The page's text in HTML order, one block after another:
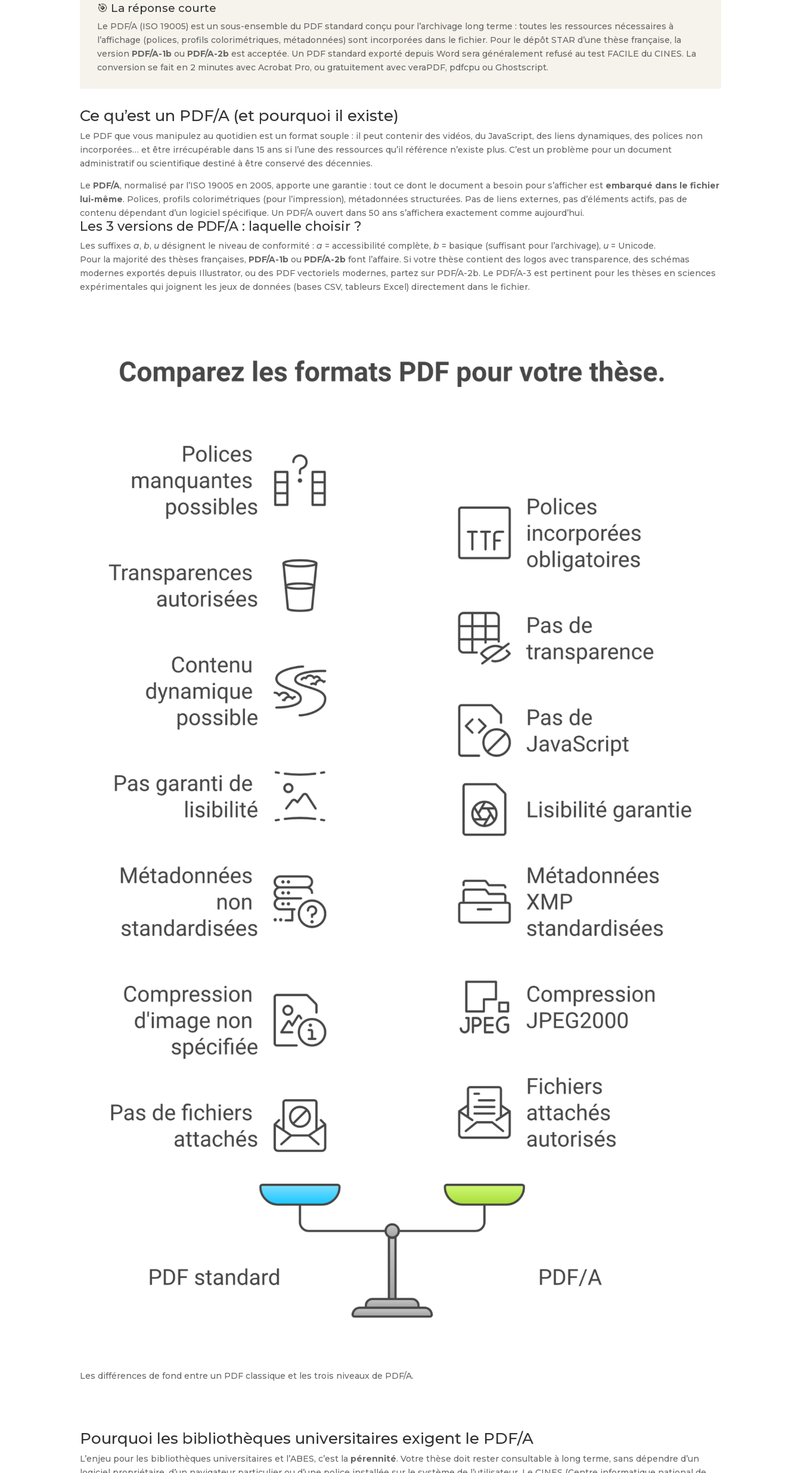
🎯 La réponse courte
Le PDF/A (ISO 19005) est un sous-ensemble du PDF standard conçu pour l’archivage long terme : toutes les ressources nécessaires à
l’affichage (polices, profils colorimétriques, métadonnées) sont incorporées dans le fichier. Pour le dépôt STAR d’une thèse française, la
version PDF/A-1b ou PDF/A-2b est acceptée. Un PDF standard exporté depuis Word sera généralement refusé au test FACILE du CINES. La
conversion se fait en 2 minutes avec Acrobat Pro, ou gratuitement avec veraPDF, pdfcpu ou Ghostscript.
Ce qu’est un PDF/A (et pourquoi il existe)
Le PDF que vous manipulez au quotidien est un format souple : il peut contenir des vidéos, du JavaScript, des liens dynamiques, des polices non
incorporées… et être irrécupérable dans 15 ans si l’une des ressources qu’il référence n’existe plus. C’est un problème pour un document
administratif ou scientifique destiné à être conservé des décennies.
Le PDF/A, normalisé par l’ISO 19005 en 2005, apporte une garantie : tout ce dont le document a besoin pour s’afficher est embarqué dans le fichier
lui-même. Polices, profils colorimétriques (pour l’impression), métadonnées structurées. Pas de liens externes, pas d’éléments actifs, pas de
contenu dépendant d’un logiciel spécifique. Un PDF/A ouvert dans 50 ans s’affichera exactement comme aujourd’hui.
Les 3 versions de PDF/A : laquelle choisir ?
Les suffixesa,b, u désignent le niveau de conformité :a = accessibilité complète,b = basique (suffisant pour l’archivage), u = Unicode.
Pour la majorité des thèses françaises, PDF/A-1b ou PDF/A-2b font l’affaire. Si votre thèse contient des logos avec transparence, des schémas
modernes exportés depuis Illustrator, ou des PDF vectoriels modernes, partez sur PDF/A-2b. Le PDF/A-3 est pertinent pour les thèses en sciences
expérimentales qui joignent les jeux de données (bases CSV, tableurs Excel) directement dans le fichier.
Les différences de fond entre un PDF classique et les trois niveaux de PDF/A.
Pourquoi les bibliothèques universitaires exigent le PDF/A
L’enjeu pour les bibliothèques universitaires et l’ABES, c’est la pérennité. Votre thèse doit rester consultable à long terme, sans dépendre d’un